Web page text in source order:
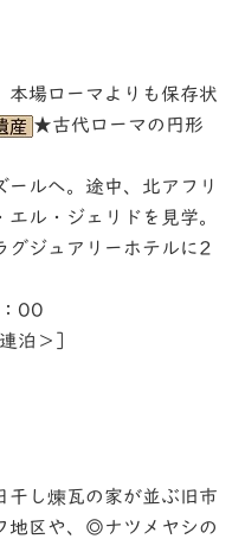
場ローマよりも保存状
★古代ローマの円形
ルへ。途中、北アフリ
ル・ジェリドを見学。
グジュアリーホテルに2
00
泊＞］
し煉瓦の家が並ぶ旧市
地区や、◎ナツメヤシの